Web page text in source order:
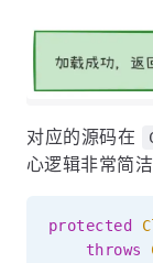
对应的源码在
心逻辑非常简洁
protected
throws